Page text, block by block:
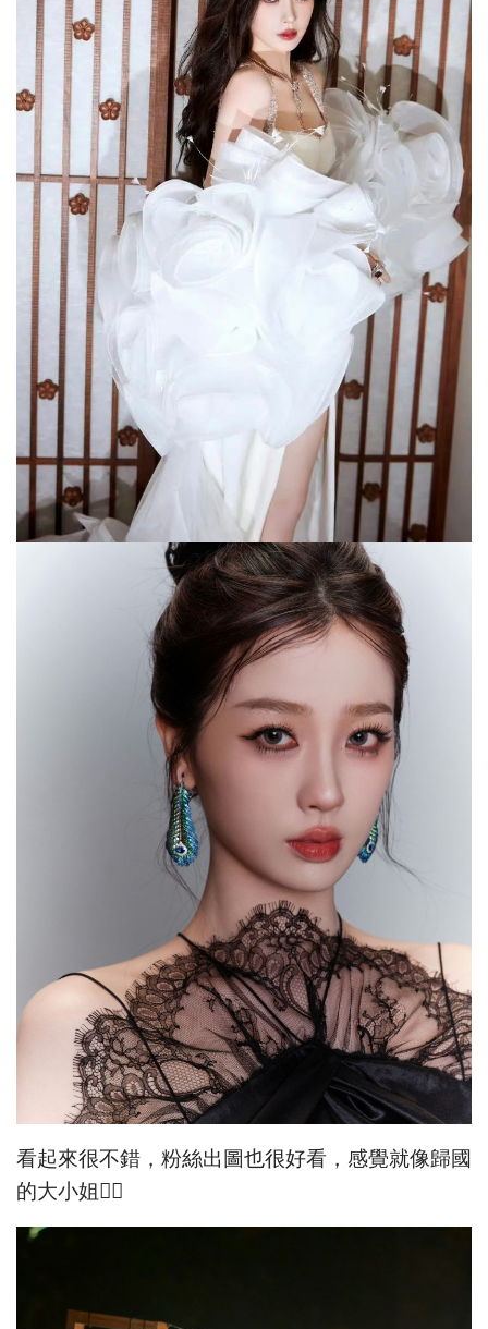
看起來很不錯，粉絲出圖也很好看，感覺就像歸國
的大小姐👇🏻